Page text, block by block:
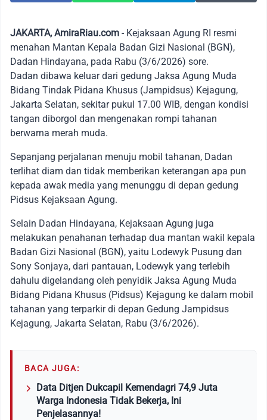
JAKARTA, AmiraRiau.com - Kejaksaan Agung RI resmi
menahan Mantan Kepala Badan Gizi Nasional (BGN),
Dadan Hindayana, pada Rabu (3/6/2026) sore.
Dadan dibawa keluar dari gedung Jaksa Agung Muda
Bidang Tindak Pidana Khusus (Jampidsus) Kejagung,
Jakarta Selatan, sekitar pukul 17.00 WIB, dengan kondisi
tangan diborgol dan mengenakan rompi tahanan
berwarna merah muda.
Sepanjang perjalanan menuju mobil tahanan, Dadan
terlihat diam dan tidak memberikan keterangan apa pun
kepada awak media yang menunggu di depan gedung
Pidsus Kejaksaan Agung.
Selain Dadan Hindayana, Kejaksaan Agung juga
melakukan penahanan terhadap dua mantan wakil kepala
Badan Gizi Nasional (BGN), yaitu Lodewyk Pusung dan
Sony Sonjaya, dari pantauan, Lodewyk yang terlebih
dahulu digelandang oleh penyidik Jaksa Agung Muda
Bidang Pidana Khusus (Pidsus) Kejagung ke dalam mobil
tahanan yang terparkir di depan Gedung Jampidsus
Kejagung, Jakarta Selatan, Rabu (3/6/2026).
BACA JUGA:
Data Ditjen Dukcapil Kemendagri 74,9 Juta
Warga Indonesia Tidak Bekerja, Ini
Penjelasannya!